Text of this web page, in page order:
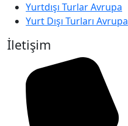
Yurtdışı Turlar Avrupa
Yurt Dışı Turları Avrupa
İletişim